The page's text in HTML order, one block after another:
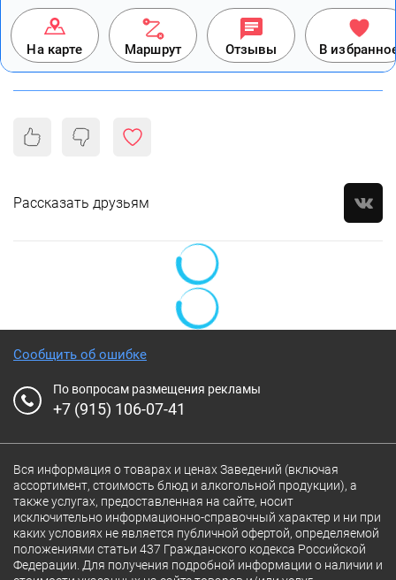
На карте Маршрут Отзывы В
Рассказать друзьям
Сообщить об ошибке
По вопросам размещения рекламы
+7 (915) 106-07-41
Вся информация о товарах и ценах Заведений (включая
ассортимент, стоимость блюд и алкогольной продукции), а
также услугах, предоставленная на сайте, носит
исключительно информационно-справочный характер и ни при
каких условиях не является публичной офертой, определяемой
положениями статьи 437 Гражданского кодекса Российской
Федерации. Для получения подробной информации о наличии и